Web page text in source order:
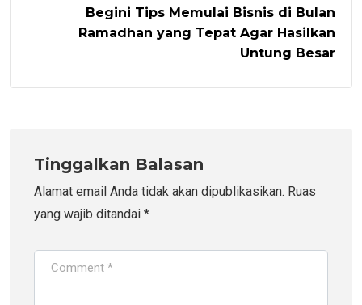
Begini Tips Memulai Bisnis di Bulan
Ramadhan yang Tepat Agar Hasilkan
Untung Besar
Tinggalkan Balasan
Alamat email Anda tidak akan dipublikasikan. Ruas
yang wajib ditandai *